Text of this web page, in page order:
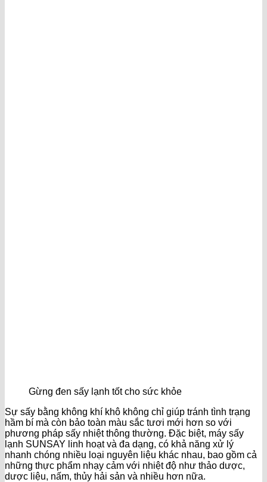
Gừng đen sấy lạnh tốt cho sức khỏe
Sự sấy bằng không khí khô không chỉ giúp tránh tình trạng
hầm bí mà còn bảo toàn màu sắc tươi mới hơn so với
phương pháp sấy nhiệt thông thường. Đặc biệt, máy sấy
lạnh SUNSAY linh hoạt và đa dạng, có khả năng xử lý
nhanh chóng nhiều loại nguyên liệu khác nhau, bao gồm cả
những thực phẩm nhạy cảm với nhiệt độ như thảo dược,
dược liệu, nấm, thủy hải sản và nhiều hơn nữa.